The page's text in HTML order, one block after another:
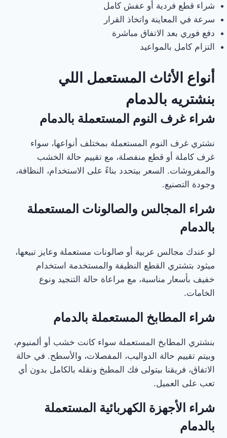
شراء قطع فردية أو عفش كامل
سرعة في المعاينة واتخاذ القرار
دفع فوري بعد الاتفاق مباشرة
التزام كامل بالمواعيد
أنواع الأثاث المستعمل اللي
بنشتريه بالدمام
شراء غرف النوم المستعملة بالدمام
نشتري غرف النوم المستعملة بمختلف أنواعها، سواء
غرف كاملة أو قطع منفصلة، مع تقييم حالة الخشب
والمفروشات. السعر بيتحدد بناءً على الاستخدام، النظافة،
وجودة التصنيع.
شراء المجالس والصالونات المستعملة
بالدمام
لو عندك مجالس عربية أو صالونات مستعملة وعايز تبيعها،
ميثود بتشتري القطع النظيفة والمستخدمة استخدام
خفيف بأسعار مناسبة، مع مراعاة حالة التنجيد ونوع
الخامات.
شراء المطابخ المستعملة بالدمام
بنشتري المطابخ المستعملة سواء كانت خشب أو ألمنيوم،
وبيتم تقييم حالة الدواليب، المفصلات، والأسطح. في حالة
الاتفاق، فريقنا بيتولى فك المطبخ ونقله بالكامل بدون أي
تعب على العميل.
شراء الأجهزة الكهربائية المستعملة
بالدمام